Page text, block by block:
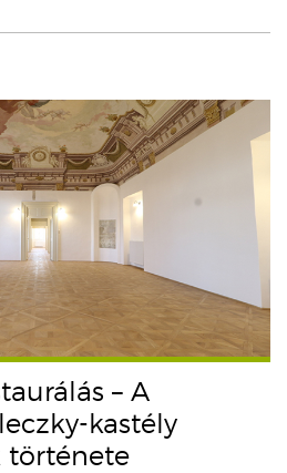
– A
kastély
története